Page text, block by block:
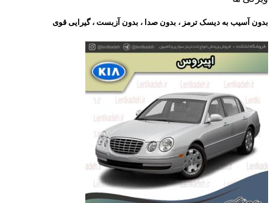
بدون آسیب به دیسک ترمز ، بدون صدا ، بدون آزبست ، گیرایی قوی​